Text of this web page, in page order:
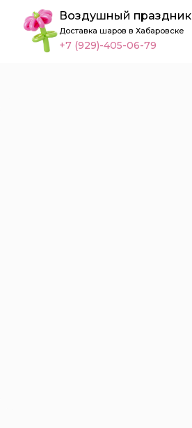
Воздушный праздник
Доставка шаров в Хабаровске
+7 (929)-405-06-79